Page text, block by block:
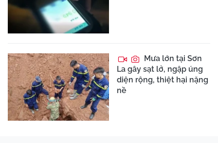
Mưa lớn tại Sơn
La gây sạt lở, ngập úng
diện rộng, thiệt hại nặng
nề